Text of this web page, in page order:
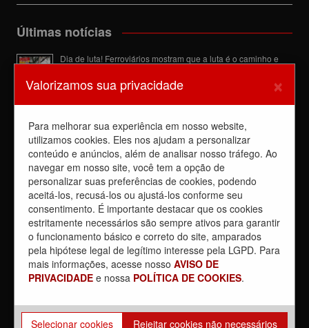
Últimas notícias
Dia de luta! Ferroviários mostram que a luta é o caminho e
5 de agosto de 2026
Dia 4/8, É DIA DE LUTA contra a privatização da CPTM.
3 de agosto de 2026
Reunião com Manutenção do EPB, com a Inspeção de Via e
com a chefia da área
31 de julho de 2026
Sobre a REUNIÃO entre o Sindicato e o Metrus
30 de julho de 2026
Caos nos trens mostrou mais uma vez que privatização é
contra a população
30 de julho de 2026
Valorizamos sua privacidade ×
Para melhorar sua experiência em nosso website,
utilizamos cookies. Eles nos ajudam a personalizar
conteúdo e anúncios, além de analisar nosso tráfego. Ao
navegar em nosso site, você tem a opção de
personalizar suas preferências de cookies, podendo
aceitá-los, recusá-los ou ajustá-los conforme seu
consentimento. É importante destacar que os cookies
estritamente necessários são sempre ativos para garantir
o funcionamento básico e correto do site, amparados
pela hipótese legal de legítimo interesse pela LGPD. Para
mais informações, acesse nosso AVISO DE
PRIVACIDADE e nossa POLÍTICA DE COOKIES.
Selecionar cookies Rejeitar cookies não necessários